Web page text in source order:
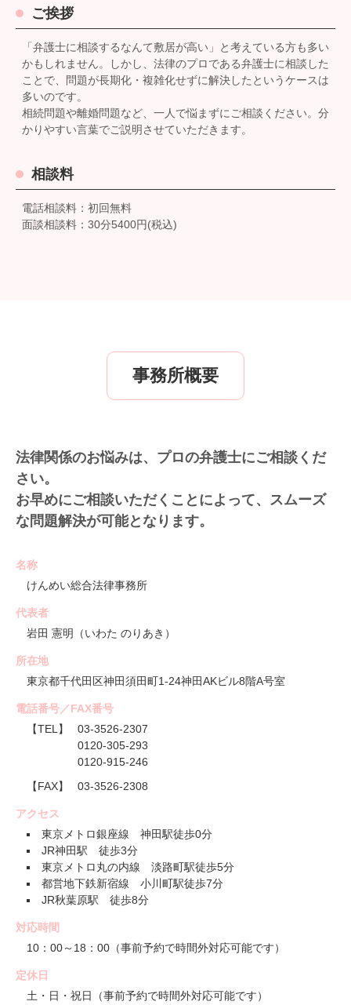
ご挨拶
「弁護士に相談するなんて敷居が高い」と考えている方も多い
かもしれません。しかし、法律のプロである弁護士に相談した
ことで、問題が長期化・複雑化せずに解決したというケースは
多いのです。
相続問題や離婚問題など、一人で悩まずにご相談ください。分
かりやすい言葉でご説明させていただきます。
相談料
電話相談料：初回無料
面談相談料：30分5400円(税込)
事務所概要
法律関係のお悩みは、プロの弁護士にご相談くだ
さい。
お早めにご相談いただくことによって、スムーズ
な問題解決が可能となります。
名称
けんめい総合法律事務所
代表者
岩田 憲明（いわた のりあき）
所在地
東京都千代田区神田須田町1-24神田AKビル8階A号室
電話番号／FAX番号
【TEL】
03-3526-2307
0120-305-293
0120-915-246
【FAX】
03-3526-2308
アクセス
東京メトロ銀座線 神田駅徒歩0分
JR神田駅 徒歩3分
東京メトロ丸の内線 淡路町駅徒歩5分
都営地下鉄新宿線 小川町駅徒歩7分
JR秋葉原駅 徒歩8分
対応時間
10：00～18：00（事前予約で時間外対応可能です）
定休日
土・日・祝日（事前予約で時間外対応可能です）